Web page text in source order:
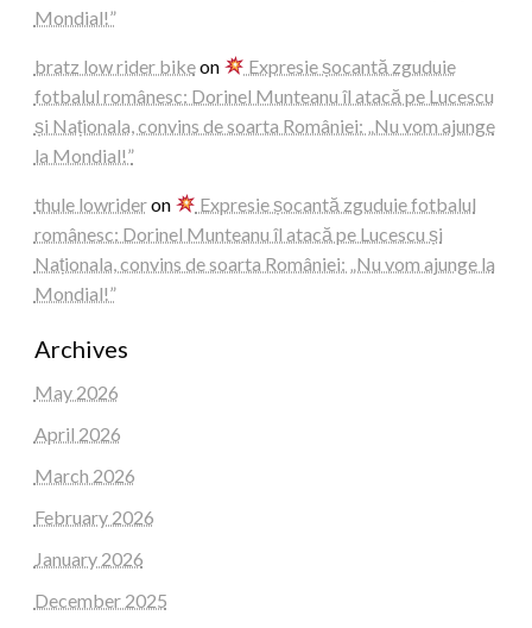
Mondial!”
bratz low rider bikeon
Expresie șocantă zguduie
fotbalul românesc: Dorinel Munteanu îl atacă pe Lucescu
și Naționala, convins de soarta României: „Nu vom ajunge
la Mondial!”
thule lowrideron
Expresie șocantă zguduie fotbalul
românesc: Dorinel Munteanu îl atacă pe Lucescu și
Naționala, convins de soarta României: „Nu vom ajunge la
Mondial!”
Archives
May 2026
April 2026
March 2026
February 2026
January 2026
December 2025